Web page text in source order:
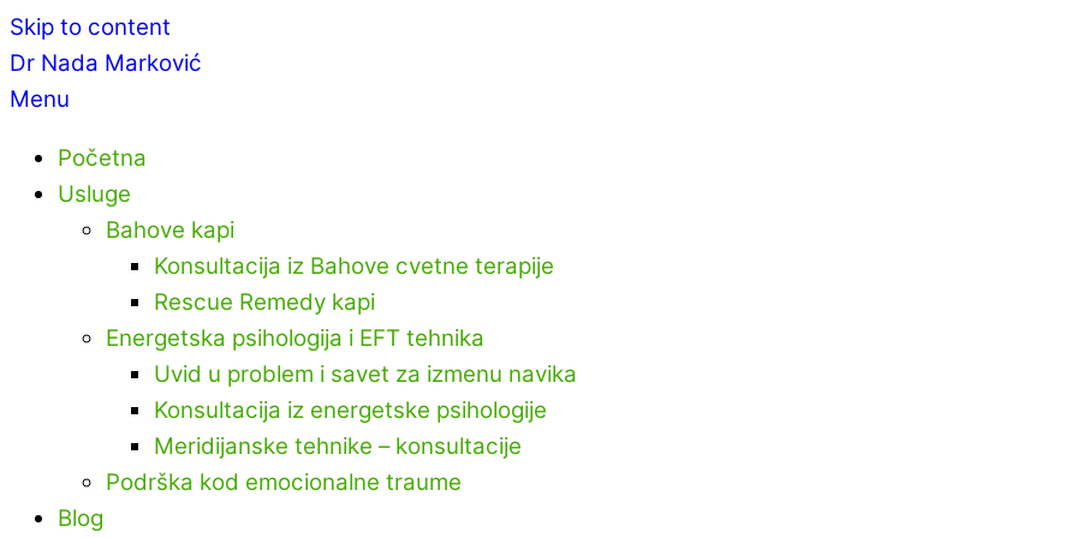
Skip to content
Dr Nada Marković
Menu
Početna
Usluge
Bahove kapi
Konsultacija iz Bahove cvetne terapije
Rescue Remedy kapi
Energetska psihologija i EFT tehnika
Uvid u problem i savet za izmenu navika
Konsultacija iz energetske psihologije
Meridijanske tehnike – konsultacije
Podrška kod emocionalne traume
Blog